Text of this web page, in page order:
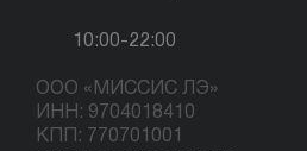
10:00-22:00
ООО «МИССИС ЛЭ»
ИНН: 9704018410
КПП: 770701001